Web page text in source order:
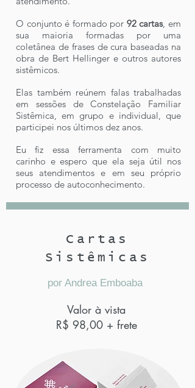
O conjunto é formado por 92 cartas, em
sua maioria formadas por uma
coletânea de frases de cura baseadas na
obra de Bert Hellinger e outros autores
sistêmicos.
Elas também reúnem falas trabalhadas
em sessões de Constelação Familiar
Sistêmica, em grupo e individual, que
participei nos últimos dez anos.
Eu fiz essa ferramenta com muito
carinho e espero que ela seja útil nos
seus atendimentos e em seu próprio
processo de autoconhecimento.​
Cartas
Sistêmicas
por Andrea Emboaba
Valor à vista
R$ 98,00 + frete